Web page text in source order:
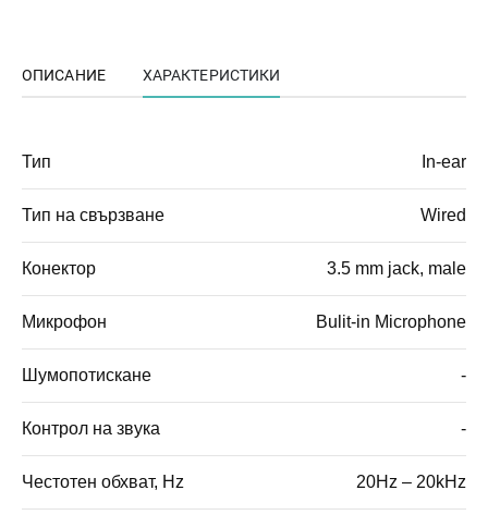
ОПИСАНИЕ ХАРАКТЕРИСТИКИ
Тип In-ear
Тип на свързване Wired
Конектор 3.5 mm jack, male
Микрофон Bulit-in Microphone
Шумопотискане -
Контрол на звука -
Честотен обхват, Hz 20Hz – 20kHz